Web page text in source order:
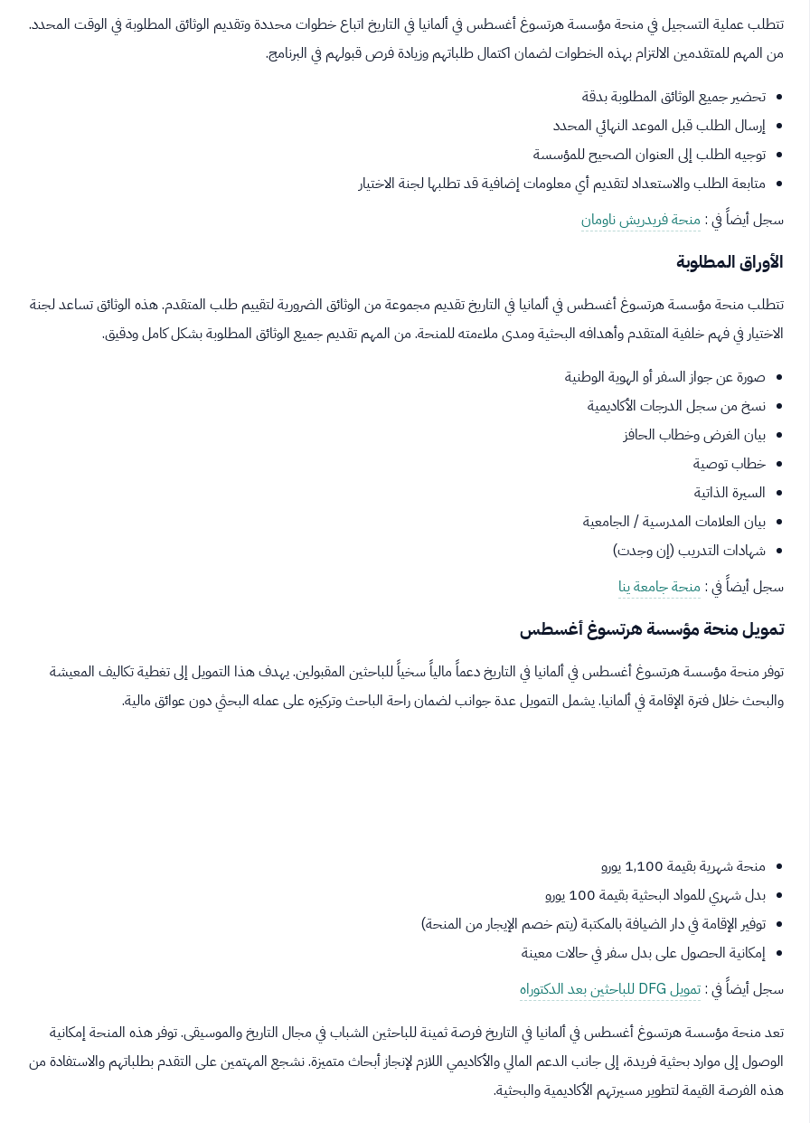
تتطلب عملية التسجيل في منحة مؤسسة هرتسوغ أغسطس في ألمانيا في التاريخ اتباع خطوات محددة وتقديم الوثائق المطلوبة في الوقت المحدد.
من المهم للمتقدمين الالتزام بهذه الخطوات لضمان اكتمال طلباتهم وزيادة فرص قبولهم في البرنامج.
تحضير جميع الوثائق المطلوبة بدقة
إرسال الطلب قبل الموعد النهائي المحدد
توجيه الطلب إلى العنوان الصحيح للمؤسسة
متابعة الطلب والاستعداد لتقديم أي معلومات إضافية قد تطلبها لجنة الاختيار
سجل أيضاً في : منحة فريدريش ناومان
الأوراق المطلوبة
تتطلب منحة مؤسسة هرتسوغ أغسطس في ألمانيا في التاريخ تقديم مجموعة من الوثائق الضرورية لتقييم طلب المتقدم. هذه الوثائق تساعد لجنة
الاختيار في فهم خلفية المتقدم وأهدافه البحثية ومدى ملاءمته للمنحة. من المهم تقديم جميع الوثائق المطلوبة بشكل كامل ودقيق.
صورة عن جواز السفر أو الهوية الوطنية
نسخ من سجل الدرجات الأكاديمية
بيان الغرض وخطاب الحافز
خطاب توصية
السيرة الذاتية
بيان العلامات المدرسية / الجامعية
شهادات التدريب (إن وجدت)
سجل أيضاً في : منحة جامعة ينا
تمويل منحة مؤسسة هرتسوغ أغسطس
توفر منحة مؤسسة هرتسوغ أغسطس في ألمانيا في التاريخ دعماً مالياً سخياً للباحثين المقبولين. يهدف هذا التمويل إلى تغطية تكاليف المعيشة
والبحث خلال فترة الإقامة في ألمانيا. يشمل التمويل عدة جوانب لضمان راحة الباحث وتركيزه على عمله البحثي دون عوائق مالية.
منحة شهرية بقيمة 1,100 يورو
بدل شهري للمواد البحثية بقيمة 100 يورو
توفير الإقامة في دار الضيافة بالمكتبة (يتم خصم الإيجار من المنحة)
إمكانية الحصول على بدل سفر في حالات معينة
سجل أيضاً في : تمويل DFG للباحثين بعد الدكتوراه
تعد منحة مؤسسة هرتسوغ أغسطس في ألمانيا في التاريخ فرصة ثمينة للباحثين الشباب في مجال التاريخ والموسيقى. توفر هذه المنحة إمكانية
الوصول إلى موارد بحثية فريدة، إلى جانب الدعم المالي والأكاديمي اللازم لإنجاز أبحاث متميزة. نشجع المهتمين على التقدم بطلباتهم والاستفادة من
هذه الفرصة القيمة لتطوير مسيرتهم الأكاديمية والبحثية.